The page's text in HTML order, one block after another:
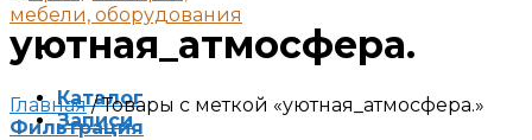
Каталог
Записи
уютная_атмосфера.
Главная /Товары с меткой «уютная_атмосфера.»
Фильтрация